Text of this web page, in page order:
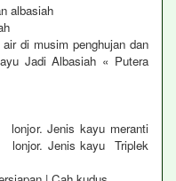
albasiah
di musim penghujan dan
Jadi Albasiah « Putera
Jenis kayu meranti
lonjor. Jenis kayu Triplek